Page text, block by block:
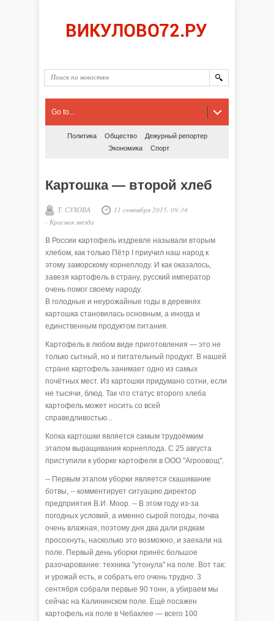
Go to...
Политика Общество
Дежурный репортер
Экономика
Спорт
Картошка — второй хлеб
Т. СУХОВА
11 сентября 2015, 09:34
- Красная звезда
В России картофель издревле называли вторым
хлебом, как только Пётр I приучил наш народ к
этому заморскому корнеплоду. И как оказалось,
завезя картофель в страну, русский император
очень помог своему народу.
В голодные и неурожайные годы в деревнях
картошка становилась основным, а иногда и
единственным продуктом питания.
Картофель в любом виде приготовления — это не
только сытный, но и питательный продукт. В нашей
стране картофель занимает одно из самых
почётных мест. Из картошки придумано сотни, если
не тысячи, блюд. Так что статус второго хлеба
картофель может носить со всей
справедливостью...
Копка картошки является самым трудоёмким
этапом выращивания корнеплода. С 25 августа
приступили к уборке картофеля в ООО "Агроовощ".
-- Первым этапом уборки является скашивание
ботвы, -- комментирует ситуацию директор
предприятия В.И. Моор. -- В этом году из-за
погодных условий, а именно сырой погоды, почва
очень влажная, поэтому дня два дали рядкам
просохнуть, насколько это возможно, и заехали на
поле. Первый день уборки принёс большое
разочарование: техника "утонула" на поле. Вот так:
и урожай есть, и собрать его очень трудно. 3
сентября собрали первые 90 тонн, а убираем мы
сейчас на Калининском поле. Ещё посажен
картофель на поле в Чебаклее — всего 100